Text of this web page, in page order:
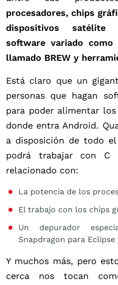
procesadores, chips
dispositivos
software variado
llamado BREW y
Está claro que un
personas que hagan
para poder alimentar
donde entra Android.
a disposición de todo
podrá trabajar con C
relacionado con:
La potencia de los
El trabajo con los chips
Un depurador
Snapdragon para Eclipse
Y muchos más, pero
cerca nos tocan